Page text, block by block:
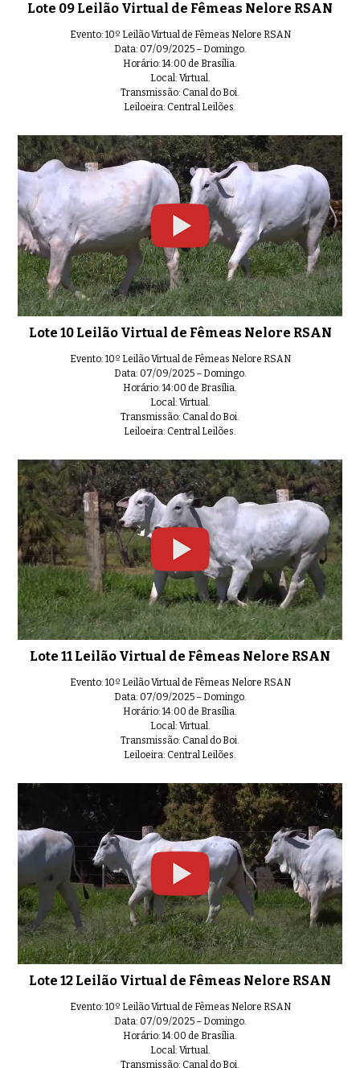
Lote 09 Leilão Virtual de Fêmeas Nelore RSAN
Evento: 10º Leilão Virtual de Fêmeas Nelore RSAN
Data: 07/09/2025 – Domingo.
Horário: 14:00 de Brasília.
Local: Virtual.
Transmissão: Canal do Boi.
Leiloeira: Central Leilões.
Lote 10 Leilão Virtual de Fêmeas Nelore RSAN
Evento: 10º Leilão Virtual de Fêmeas Nelore RSAN
Data: 07/09/2025 – Domingo.
Horário: 14:00 de Brasília.
Local: Virtual.
Transmissão: Canal do Boi.
Leiloeira: Central Leilões.
Lote 11 Leilão Virtual de Fêmeas Nelore RSAN
Evento: 10º Leilão Virtual de Fêmeas Nelore RSAN
Data: 07/09/2025 – Domingo.
Horário: 14:00 de Brasília.
Local: Virtual.
Transmissão: Canal do Boi.
Leiloeira: Central Leilões.
Lote 12 Leilão Virtual de Fêmeas Nelore RSAN
Evento: 10º Leilão Virtual de Fêmeas Nelore RSAN
Data: 07/09/2025 – Domingo.
Horário: 14:00 de Brasília.
Local: Virtual.
Transmissão: Canal do Boi.